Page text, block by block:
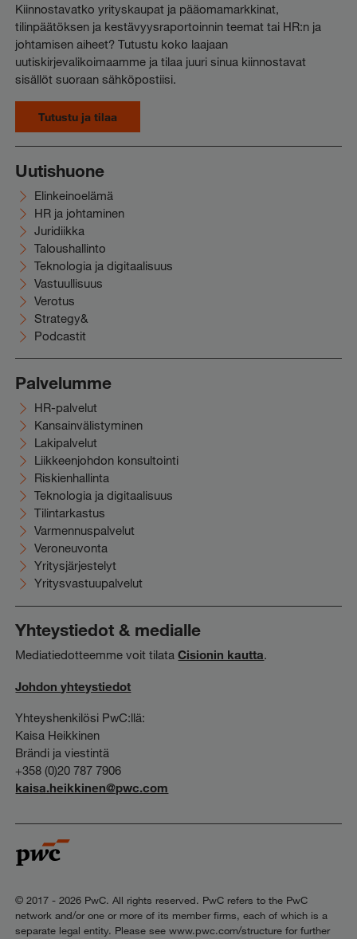
Kiinnostavatko yrityskaupat ja pääomamarkkinat,
tilinpäätöksen ja kestävyysraportoinnin teemat tai HR:n ja
johtamisen aiheet? Tutustu koko laajaan
uutiskirjevalikoimaamme ja tilaa juuri sinua kiinnostavat
sisällöt suoraan sähköpostiisi.
Tutustu ja tilaa
Uutishuone
Elinkeinoelämä
HR ja johtaminen
Juridiikka
Taloushallinto
Teknologia ja digitaalisuus
Vastuullisuus
Verotus
Strategy&
Podcastit
Palvelumme
HR-palvelut
Kansainvälistyminen
Lakipalvelut
Liikkeenjohdon konsultointi
Riskienhallinta
Teknologia ja digitaalisuus
Tilintarkastus
Varmennuspalvelut
Veroneuvonta
Yritysjärjestelyt
Yritysvastuupalvelut
Yhteystiedot & medialle
Mediatiedotteemme voit tilataCisionin kautta.
Johdon yhteystiedot
Yhteyshenkilösi PwC:llä:
Kaisa Heikkinen
Brändi ja viestintä
+358 (0)20 787 7906
kaisa.heikkinen@pwc.com
© 2017 - 2026 PwC. All rights reserved. PwC refers to the PwC
network and/or one or more of its member firms, each of which is a
separate legal entity. Please see www.pwc.com/structure for further